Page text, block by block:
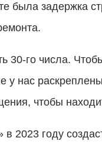
была задержка
30-го числа.
у нас
чтобы
2023 году